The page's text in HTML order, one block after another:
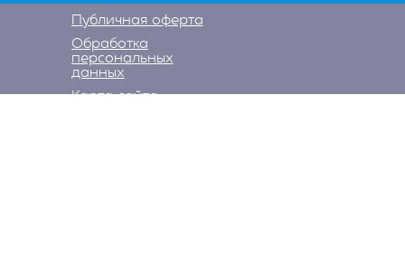
Публичная оферта
Обработка
персональных
данных
Карта сайта